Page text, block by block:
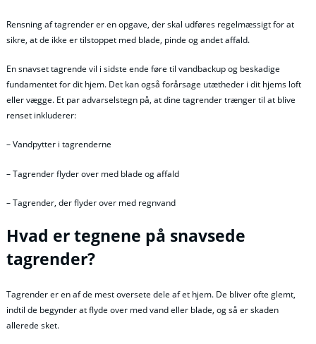
Rensning af tagrender er en opgave, der skal udføres regelmæssigt for at
sikre, at de ikke er tilstoppet med blade, pinde og andet affald.
En snavset tagrende vil i sidste ende føre til vandbackup og beskadige
fundamentet for dit hjem. Det kan også forårsage utætheder i dit hjems loft
eller vægge. Et par advarselstegn på, at dine tagrender trænger til at blive
renset inkluderer:
– Vandpytter i tagrenderne
– Tagrender flyder over med blade og affald
– Tagrender, der flyder over med regnvand
Hvad er tegnene på snavsede
tagrender?
Tagrender er en af de mest oversete dele af et hjem. De bliver ofte glemt,
indtil de begynder at flyde over med vand eller blade, og så er skaden
allerede sket.